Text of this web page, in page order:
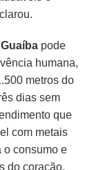
pode
humana,
metros do
dias sem
que
com metais
o consumo e
do coração,